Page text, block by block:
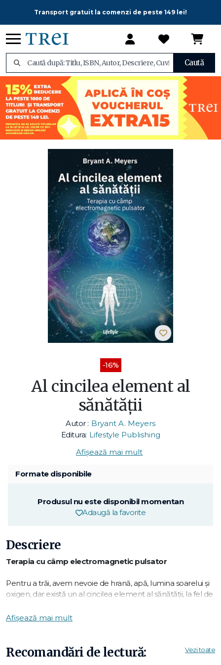
Transport gratuit la comenzi de peste 149 lei!
Caută
-16%
Al cincilea element al
sănătății
Autor : Bryant A. Meyers
Editura: Lifestyle Publishing
Afișează mai mult
Formate disponibile
Produsul nu este disponibil momentan
Adaugă la favorite
Descriere
Terapia cu câmp electromagnetic pulsator
Pentru a trăi, avem nevoie de hrană, apă, lumina soarelui și
oxigen, dar există un al cincilea element al sănătății, la fel de
Pământului și câmpurile electromagnetice pulsatoare
În această carte sunt explorate motivele pentru care în
momentul de față planeta noastră nu ne mai poate oferi în
Afișează mai mult
Recomandări de lectură: Vezi toate